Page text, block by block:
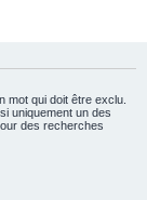
mot qui doit être exclu.
uniquement un des
des recherches